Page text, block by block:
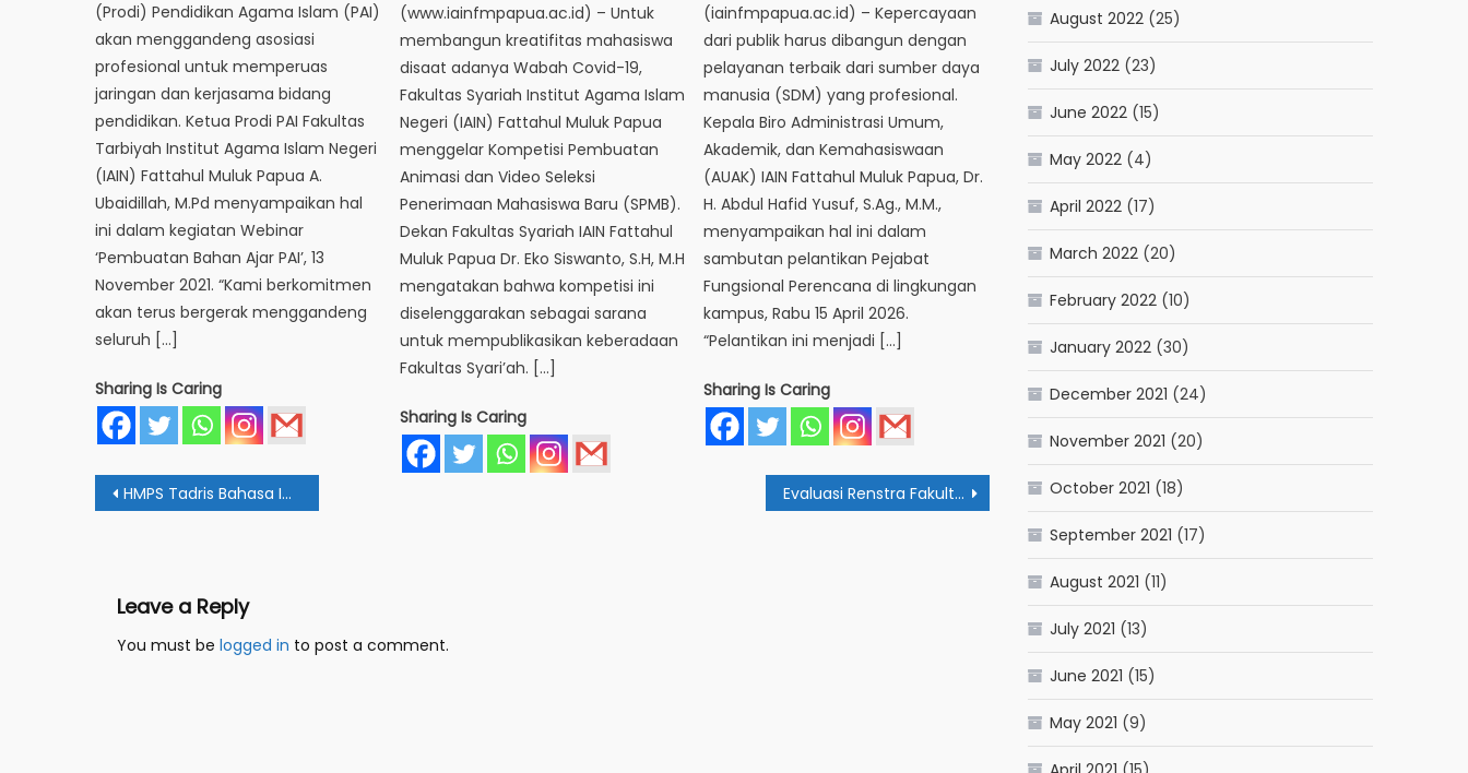
(Prodi) Pendidikan Agama Islam (PAI)
akan menggandeng asosiasi
profesional untuk memperuas
jaringan dan kerjasama bidang
pendidikan. Ketua Prodi PAI Fakultas
Tarbiyah Institut Agama Islam Negeri
(IAIN) Fattahul Muluk Papua A.
Ubaidillah, M.Pd menyampaikan hal
ini dalam kegiatan Webinar
‘Pembuatan Bahan Ajar PAI’, 13
November 2021. “Kami berkomitmen
akan terus bergerak menggandeng
seluruh […]
Sharing Is Caring
(www.iainfmpapua.ac.id) – Untuk
membangun kreatifitas mahasiswa
disaat adanya Wabah Covid-19,
Fakultas Syariah Institut Agama Islam
Negeri (IAIN) Fattahul Muluk Papua
menggelar Kompetisi Pembuatan
Animasi dan Video Seleksi
Penerimaan Mahasiswa Baru (SPMB).
Dekan Fakultas Syariah IAIN Fattahul
Muluk Papua Dr. Eko Siswanto, S.H, M.H
mengatakan bahwa kompetisi ini
diselenggarakan sebagai sarana
untuk mempublikasikan keberadaan
Fakultas Syari’ah. […]
Sharing Is Caring
(iainfmpapua.ac.id) – Kepercayaan
dari publik harus dibangun dengan
pelayanan terbaik dari sumber daya
manusia (SDM) yang profesional.
Kepala Biro Administrasi Umum,
Akademik, dan Kemahasiswaan
(AUAK) IAIN Fattahul Muluk Papua, Dr.
H. Abdul Hafid Yusuf, S.Ag., M.M.,
menyampaikan hal ini dalam
sambutan pelantikan Pejabat
Fungsional Perencana di lingkungan
kampus, Rabu 15 April 2026.
“Pelantikan ini menjadi […]
Sharing Is Caring
Post
navigation
HMPS Tadris Bahasa Inggris Gelar Kajian Tentang Organisasi Evaluasi Renstra Fakultas Syariah: Perubahan Menuju Ke Arah Lebih Baik
Leave a Reply
You must be logged in to post a comment.
August 2022 (25)
July 2022 (23)
June 2022 (15)
May 2022 (4)
April 2022 (17)
March 2022 (20)
February 2022 (10)
January 2022 (30)
December 2021 (24)
November 2021 (20)
October 2021 (18)
September 2021 (17)
August 2021 (11)
July 2021 (13)
June 2021 (15)
May 2021 (9)